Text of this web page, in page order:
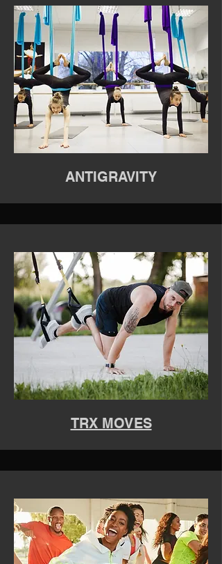
ANTIGRAVITY
TRX MOVES